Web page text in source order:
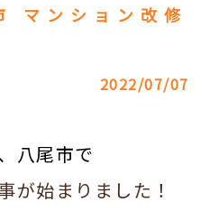
マンション改修
2022/07/07
八尾市で
が始まりました！